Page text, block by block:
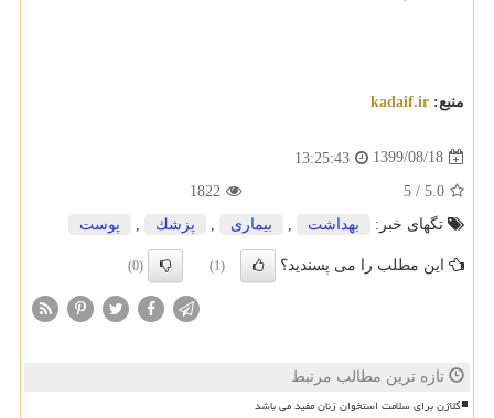
منبع: kadaif.ir
1399/08/18
13:25:43
5.0
/
5
1822
تگهای خبر:
بهداشت بیماری پزشك پوست
این مطلب را می پسندید؟ (1)
(0)
تازه ترین مطالب مرتبط
کلاژن برای سلامت استخوان زنان مفید می باشد